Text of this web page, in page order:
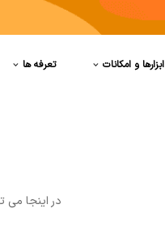
ابزارها و امکانات تعرفه ها
در اينجا مي